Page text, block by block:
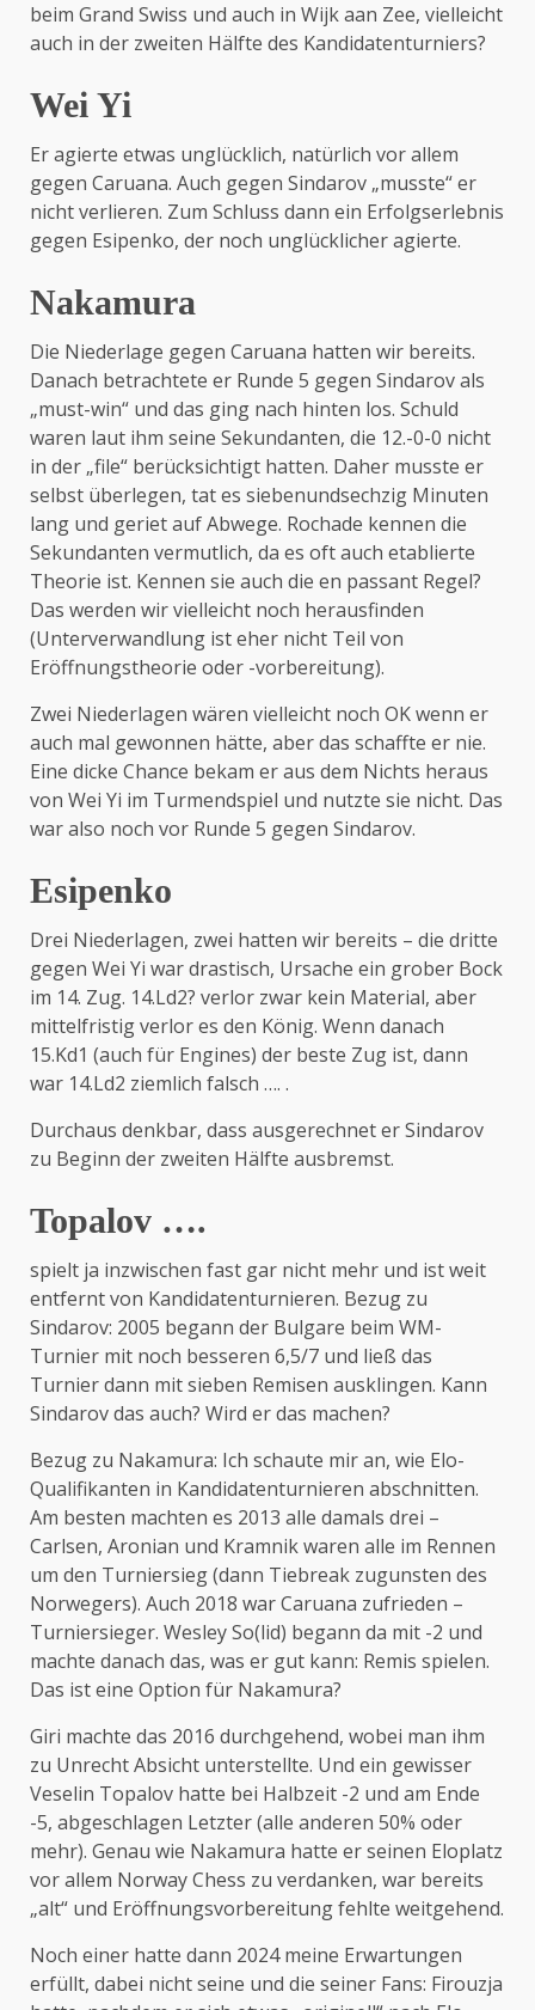
beim Grand Swiss und auch in Wijk aan Zee, vielleicht
auch in der zweiten Hälfte des Kandidatenturniers?
Wei Yi
Er agierte etwas unglücklich, natürlich vor allem
gegen Caruana. Auch gegen Sindarov „musste“ er
nicht verlieren. Zum Schluss dann ein Erfolgserlebnis
gegen Esipenko, der noch unglücklicher agierte.
Nakamura
Die Niederlage gegen Caruana hatten wir bereits.
Danach betrachtete er Runde 5 gegen Sindarov als
„must-win“ und das ging nach hinten los. Schuld
waren laut ihm seine Sekundanten, die 12.-0-0 nicht
in der „file“ berücksichtigt hatten. Daher musste er
selbst überlegen, tat es siebenundsechzig Minuten
lang und geriet auf Abwege. Rochade kennen die
Sekundanten vermutlich, da es oft auch etablierte
Theorie ist. Kennen sie auch die en passant Regel?
Das werden wir vielleicht noch herausfinden
(Unterverwandlung ist eher nicht Teil von
Eröffnungstheorie oder -vorbereitung).
Zwei Niederlagen wären vielleicht noch OK wenn er
auch mal gewonnen hätte, aber das schaffte er nie.
Eine dicke Chance bekam er aus dem Nichts heraus
von Wei Yi im Turmendspiel und nutzte sie nicht. Das
war also noch vor Runde 5 gegen Sindarov.
Esipenko
Drei Niederlagen, zwei hatten wir bereits – die dritte
gegen Wei Yi war drastisch, Ursache ein grober Bock
im 14. Zug. 14.Ld2? verlor zwar kein Material, aber
mittelfristig verlor es den König. Wenn danach
15.Kd1 (auch für Engines) der beste Zug ist, dann
war 14.Ld2 ziemlich falsch …. .
Durchaus denkbar, dass ausgerechnet er Sindarov
zu Beginn der zweiten Hälfte ausbremst.
Topalov ….
spielt ja inzwischen fast gar nicht mehr und ist weit
entfernt von Kandidatenturnieren. Bezug zu
Sindarov: 2005 begann der Bulgare beim WM-
Turnier mit noch besseren 6,5/7 und ließ das
Turnier dann mit sieben Remisen ausklingen. Kann
Sindarov das auch? Wird er das machen?
Bezug zu Nakamura: Ich schaute mir an, wie Elo-
Qualifikanten in Kandidatenturnieren abschnitten.
Am besten machten es 2013 alle damals drei –
Carlsen, Aronian und Kramnik waren alle im Rennen
um den Turniersieg (dann Tiebreak zugunsten des
Norwegers). Auch 2018 war Caruana zufrieden –
Turniersieger. Wesley So(lid) begann da mit -2 und
machte danach das, was er gut kann: Remis spielen.
Das ist eine Option für Nakamura?
Giri machte das 2016 durchgehend, wobei man ihm
zu Unrecht Absicht unterstellte. Und ein gewisser
Veselin Topalov hatte bei Halbzeit -2 und am Ende
-5, abgeschlagen Letzter (alle anderen 50% oder
mehr). Genau wie Nakamura hatte er seinen Eloplatz
vor allem Norway Chess zu verdanken, war bereits
„alt“ und Eröffnungsvorbereitung fehlte weitgehend.
Noch einer hatte dann 2024 meine Erwartungen
erfüllt, dabei nicht seine und die seiner Fans: Firouzja